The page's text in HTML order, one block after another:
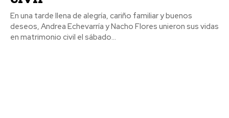
En una tarde llena de alegría, cariño familiar y buenos
deseos, Andrea Echevarría y Nacho Flores unieron sus vidas
en matrimonio civil el sábado...